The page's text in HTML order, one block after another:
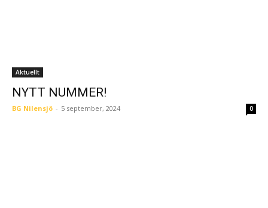
Aktuellt
NYTT NUMMER!
BG Nilensjö - 5 september, 2024 0